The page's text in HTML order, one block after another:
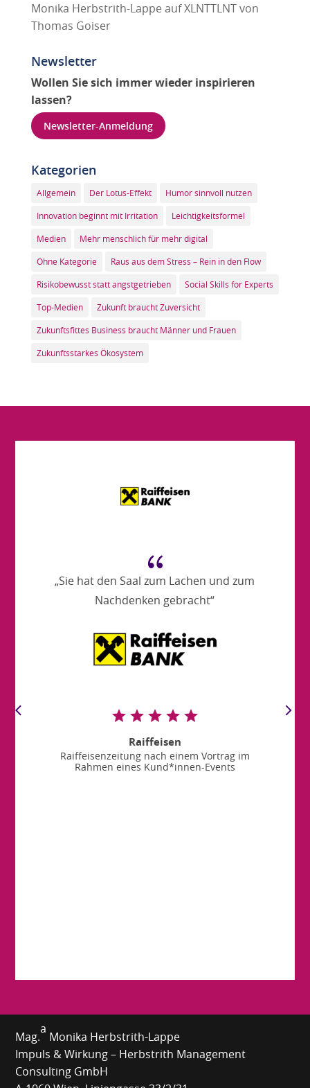
Monika Herbstrith-Lappe auf XLNTTLNT von
Thomas Goiser
Newsletter
Wollen Sie sich immer wieder inspirieren
lassen?
Newsletter-Anmeldung
Kategorien
Allgemein Der Lotus-Effekt Humor sinnvoll nutzen
Innovation beginnt mit Irritation Leichtigkeitsformel
Medien Mehr menschlich für mehr digital
Ohne Kategorie Raus aus dem Stress – Rein in den Flow
Risikobewusst statt angstgetrieben Social Skills for Experts
Top-Medien Zukunft braucht Zuversicht
Zukunftsfittes Business braucht Männer und Frauen
Zukunftsstarkes Ökosystem
{
„Sie hat den Saal zum Lachen und zum
Nachdenken gebracht“
Raiffeisen
Raiffeisenzeitung nach einem Vortrag im
Rahmen eines Kund*innen-Events
Mag.
a
Monika Herbstrith-Lappe
Impuls & Wirkung – Herbstrith Management
Consulting GmbH